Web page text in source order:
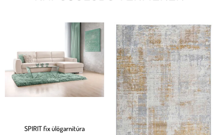
SPIRIT fix ülőgarnitúra